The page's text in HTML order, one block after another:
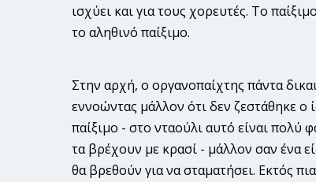
ισχύει και για τους χορευτές. Το
το αληθινό παίξιμο.
Στην αρχή, ο οργανοπαίχτης πάντα
εννοώντας μάλλον ότι δεν ζεστάθηκε ο
παίξιμο - στο νταούλι αυτό είναι πολύ
τα βρέχουν με κρασί - μάλλον σαν ένα
θα βρεθούν για να σταματήσει. Εκτός